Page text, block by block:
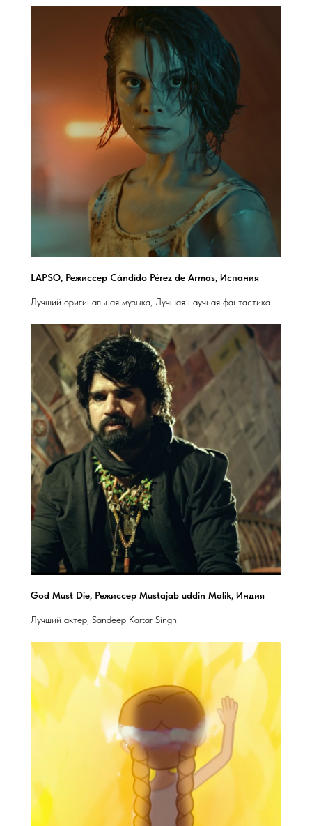
LAPSO, Режиссер Cándido Pérez de Armas, Испания
Лучший оригинальная музыка, Лучшая научная фантастика
God Must Die, Режиссер Mustajab uddin Malik, Индия
Лучший актер, Sandeep Kartar Singh